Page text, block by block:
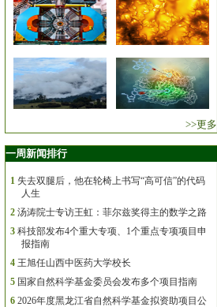
>>更多
一周新闻排行
1 失去双腿后，他在轮椅上书写“高可信”的代码
人生
2 汤涛院士专访王虹：菲尔兹奖得主的数学之路
3 科技部发布4个重大专项、1个重点专项项目申
报指南
4 王旭任山西中医药大学校长
5 国家自然科学基金委员会发布多个项目指南
6 2026年度黑龙江省自然科学基金拟资助项目公